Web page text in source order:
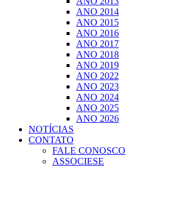
ANO 2014
ANO 2015
ANO 2016
ANO 2017
ANO 2018
ANO 2019
ANO 2022
ANO 2023
ANO 2024
ANO 2025
ANO 2026
NOTÍCIAS
CONTATO
FALE CONOSCO
ASSOCIESE